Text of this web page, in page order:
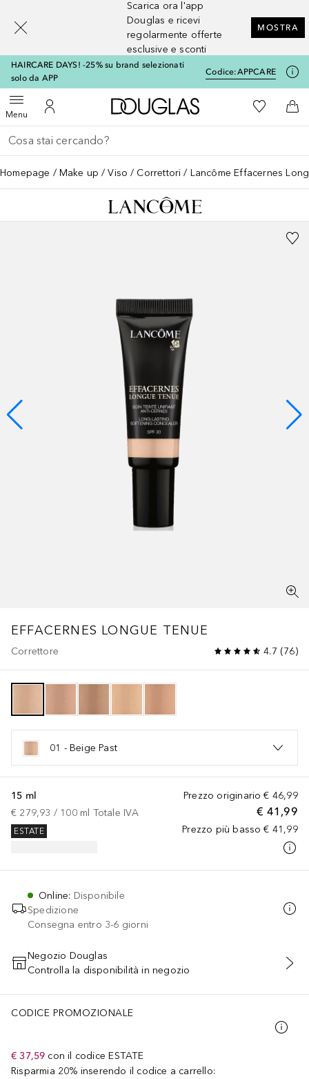
Scarica ora l'app
Douglas e ricevi
regolarmente offerte
esclusive e sconti
MOSTRA
HAIRCARE DAYS! -25% su brand selezionati
solo da APP
Codice:APPCARE
MenuApri menuAl Mio Account
A Douglas HomeAlla Mia
Al
Torna indietro
Esegui ricerca
Homepage Make up Viso Correttori Lancôme Effacernes
EFFACERNES LONGUE TENUE
Correttore 4.7 (76)
01 - Beige Past
Prezzo originario € 46,99
€ 41,99
Prezzo più basso € 41,99
15 ml
€ 279,93 / 100 ml Totale IVA
ESTATE
Online: Disponibile
Spedizione
Consegna entro 3-6 giorni
AGGIUNGI AL CARRELLO
Negozio Douglas
Controlla la disponibilità in negozio
CODICE PROMOZIONALE
€ 37,59 con il codice ESTATE
Risparmia 20% inserendo il codice a carrello:
[navigation.slideout.screenreader]